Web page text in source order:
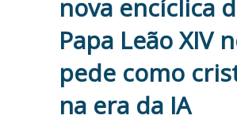
nova encíclica
Papa Leão XIV
pede como
na era da IA